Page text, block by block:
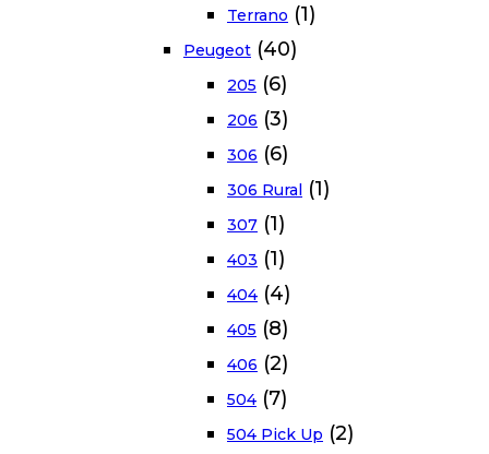
Terrano (1)
Peugeot (40)
205 (6)
206 (3)
306 (6)
306 Rural (1)
307 (1)
403 (1)
404 (4)
405 (8)
406 (2)
504 (7)
504 Pick Up (2)